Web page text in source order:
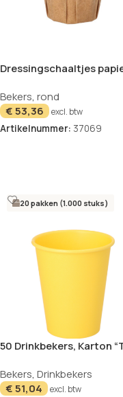
Dressingschaaltjes
Bekers, rond
€53,36 excl. btw
Artikelnummer: 37069
20 pakken (1.000 stuks)
50 Drinkbekers, Karton
Bekers, Drinkbekers
€51,04 excl. btw